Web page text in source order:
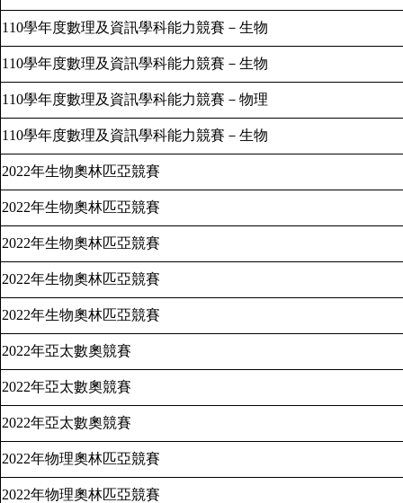
110學年度數理及資訊學科能力競賽－生物
110學年度數理及資訊學科能力競賽－生物
110學年度數理及資訊學科能力競賽－物理
110學年度數理及資訊學科能力競賽－生物
2022年生物奧林匹亞競賽
2022年生物奧林匹亞競賽
2022年生物奧林匹亞競賽
2022年生物奧林匹亞競賽
2022年生物奧林匹亞競賽
2022年亞太數奧競賽
2022年亞太數奧競賽
2022年亞太數奧競賽
2022年物理奧林匹亞競賽
2022年物理奧林匹亞競賽